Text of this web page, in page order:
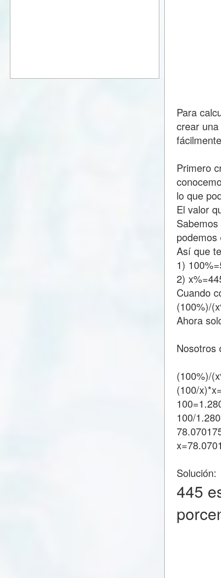
Para
crear
Primero
lo que
El valor
Así que
1)
2)
Cuando
(100%)/
Ahora
Nosotros
(100%)/
(100/
100/
Solución:
445